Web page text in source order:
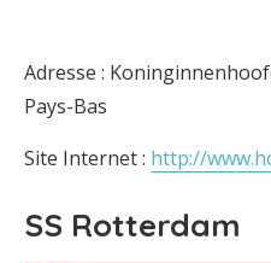
Adresse :
Pays-Bas
Site Internet : http://
SS Rotterdam